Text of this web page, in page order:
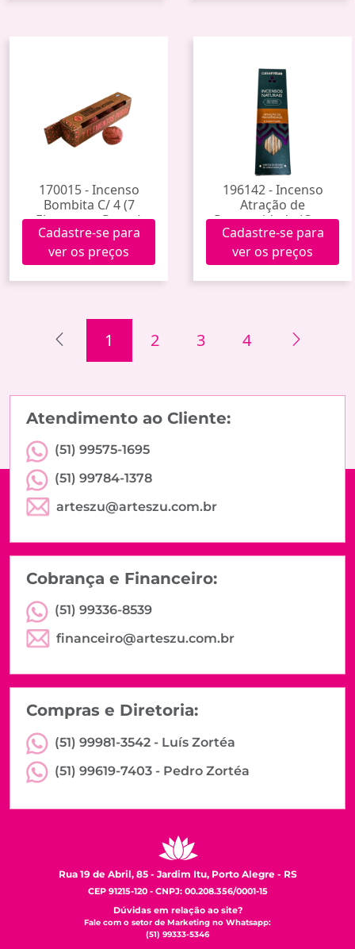
170015 - Incenso
Bombita C/ 4 (7
Elementos Puros)
Cadastre-se para
ver os preços
196142 - Incenso
Atração de
Prosperidade (Casa
Rittua)
Cadastre-se para
ver os preços
1 2 3 4
Atendimento ao Cliente:
(51) 99575-1695
(51) 99784-1378
arteszu@arteszu.com.br
Cobrança e Financeiro:
(51) 99336-8539
financeiro@arteszu.com.br
Compras e Diretoria:
(51) 99981-3542 - Luís Zortéa
(51) 99619-7403 - Pedro Zortéa
Rua 19 de Abril, 85 - Jardim Itu, Porto Alegre - RS
CEP 91215-120 - CNPJ: 00.208.356/0001-15
Dúvidas em relação ao site?
Fale com o setor de Marketing no Whatsapp:
(51) 99333-5346